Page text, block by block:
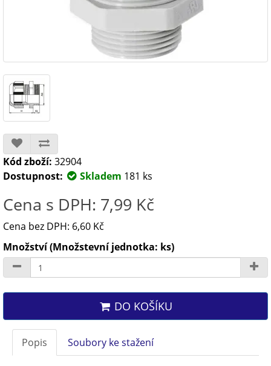
Kód zboží: 32904
Dostupnost:
Skladem 181 ks
Cena s DPH: 7,99 Kč
Cena bez DPH: 6,60 Kč
Množství (Množstevní jednotka: ks)
DO KOŠÍKU
Popis Soubory ke stažení